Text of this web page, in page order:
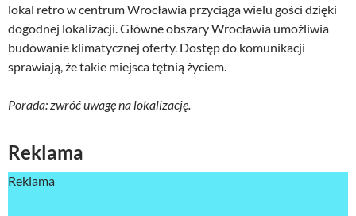
lokal retro w centrum Wrocławia przyciąga wielu gości dzięki
dogodnej lokalizacji. Główne obszary Wrocławia umożliwia
budowanie klimatycznej oferty. Dostęp do komunikacji
sprawiają, że takie miejsca tętnią życiem.
Porada: zwróć uwagę na lokalizację.
Reklama
Reklama